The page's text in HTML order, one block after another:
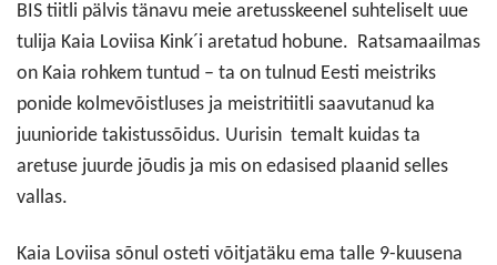
BIS tiitli pälvis tänavu meie aretusskeenel suhteliselt uue
tulija Kaia Loviisa Kink´i aretatud hobune. Ratsamaailmas
on Kaia rohkem tuntud – ta on tulnud Eesti meistriks
ponide kolmevõistluses ja meistritiitli saavutanud ka
juunioride takistussõidus. Uurisin temalt kuidas ta
aretuse juurde jõudis ja mis on edasised plaanid selles
vallas.
Kaia Loviisa sõnul osteti võitjatäku ema talle 9-kuusena